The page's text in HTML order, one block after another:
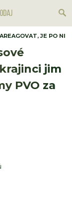
JE PO
jim
PVO za